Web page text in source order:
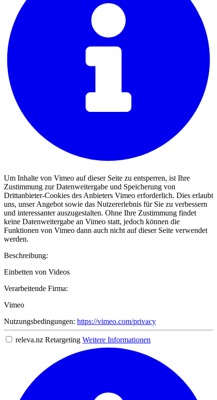
Um Inhalte von Vimeo auf dieser Seite zu entsperren, ist Ihre
Zustimmung zur Datenweitergabe und Speicherung von
Drittanbieter-Cookies des Anbieters Vimeo erforderlich. Dies erlaubt
uns, unser Angebot sowie das Nutzererlebnis für Sie zu verbessern
und interessanter auszugestalten. Ohne Ihre Zustimmung findet
keine Datenweitergabe an Vimeo statt, jedoch können die
Funktionen von Vimeo dann auch nicht auf dieser Seite verwendet
werden.
Beschreibung:
Einbetten von Videos
Verarbeitende Firma:
Vimeo
Nutzungsbedingungen: https://vimeo.com/privacy
releva.nz Retargeting Weitere Informationen